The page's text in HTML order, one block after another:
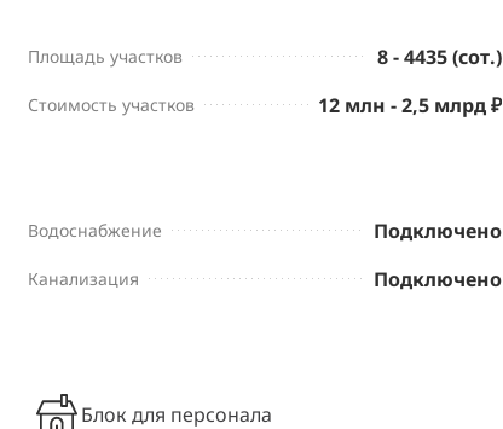
Площадь участков 8 - 4435 (сот.)
Стоимость участков 12 млн - 2,5 млрд ₽
Водоснабжение Подключено
Канализация Подключено
Блок для персонала